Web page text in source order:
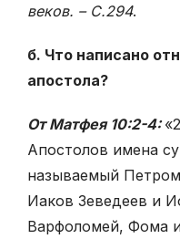
веков. – С.294.
б. Что написано
апостола?
От Матфея 10:2-4:«2
Апостолов имена
называемый
Иаков Зеведеев и
Варфоломей, Фома